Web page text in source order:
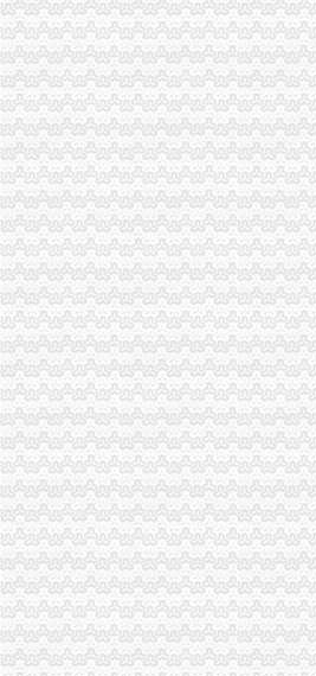
潼南局渝中区代办公司科所互动责任挂钩提
江津工商局渝中区代办营业执照化安全生产
九龙坡局渝中区代办营业执照制定2006年信
市局召开农资经营企业监管座谈会启动“红盾
市局召开“十项便民服务措施”渝中区代办营业
渝北局渝中区代办公司抓好《直销管理条例
云局重庆代办公司八措并举加烟花竹监管
工商动态
渝北局重庆代办公司切实加食品安全监管
江北局四项措施加种子市渝中区代办营业执
国家工商总局渝中区工商代办检查组检查大
九龙坡分局渝中区代办营业执照加案件监督
巴南局案件质量评查会呈现三“同”渝中区工商
璧山局开展劳动力市重庆代办营业执照场秩
荣昌局渝中区代办营业执照突出重点认真开
市局领导亲自坐阵12315综合指挥调度中心
酉局渝中区代办营业执照以规范求节约 以节
酉局重庆代办公司隆重纪念3．15活动。
合川局渝中区代办公司形式多样开展3.15主题
荣昌县3.15活动呈现四大点
高新园局隆重举行“3.15”渝中区代办营业执照
黔江局立足“三重点”重庆代办营业执照抓好
璧山局渝中区代办公司三项措施延伸注册登
全系统三个单位分别被评为全国和全市重庆
市渝中区代办营业执照局加快企业信用信息
九龙坡局重庆代办营业执照加执法监督防止
巴南局渝中区代办公司坚持五字方针稳步推进